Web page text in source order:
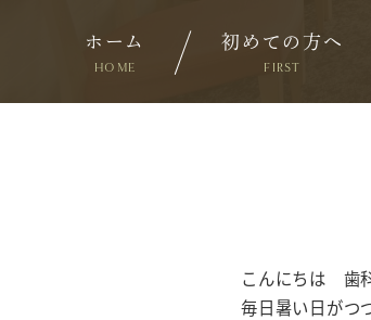
ホーム
HOME
初めての方へ
FIRST
こんにちは 歯
毎日暑い日がつ